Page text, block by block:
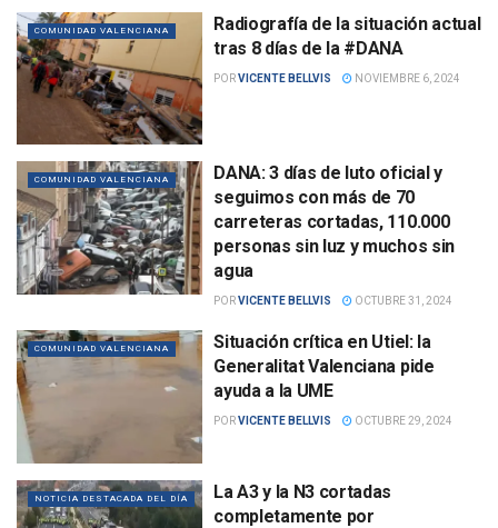
COMUNIDAD VALENCIANA
Radiografía de la situación actual
tras 8 días de la #DANA
PORVICENTE BELLVIS NOVIEMBRE 6, 2024
COMUNIDAD VALENCIANA
DANA: 3 días de luto oficial y
seguimos con más de 70
carreteras cortadas, 110.000
personas sin luz y muchos sin
agua
PORVICENTE BELLVIS OCTUBRE 31, 2024
COMUNIDAD VALENCIANA
Situación crítica en Utiel: la
Generalitat Valenciana pide
ayuda a la UME
PORVICENTE BELLVIS OCTUBRE 29, 2024
NOTICIA DESTACADA DEL DÍA
La A3 y la N3 cortadas
completamente por